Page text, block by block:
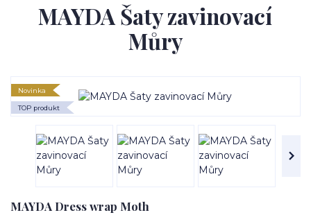
MAYDA Šaty zavinovací
Můry
Novinka
TOP produkt
MAYDA Dress wrap Moth